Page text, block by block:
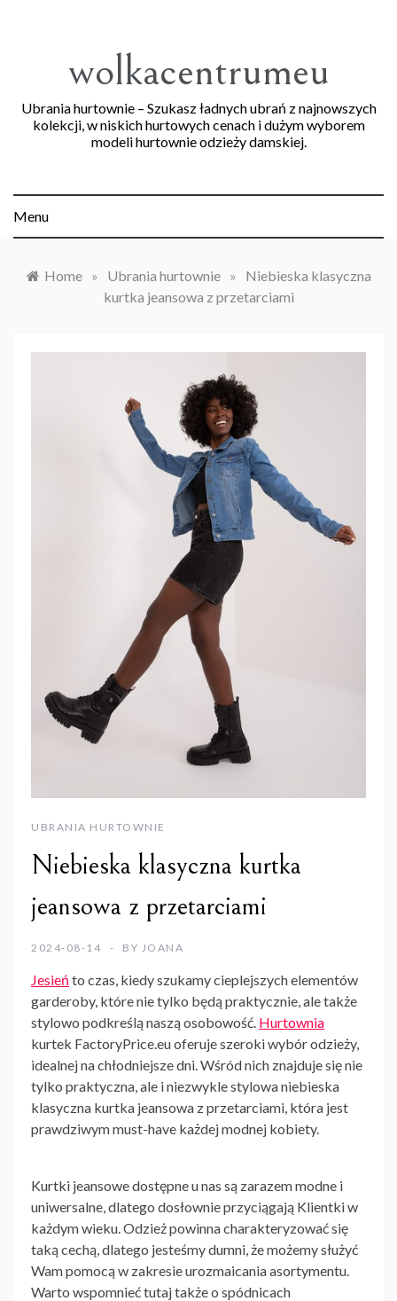
wolkacentrumeu
Ubrania hurtownie – Szukasz ładnych ubrań z najnowszych
kolekcji, w niskich hurtowych cenach i dużym wyborem
modeli hurtownie odzieży damskiej.
Menu
Home » Ubrania hurtownie »
Niebieska klasyczna
kurtka jeansowa z przetarciami
UBRANIA HURTOWNIE
Niebieska klasyczna kurtka
jeansowa z przetarciami
2024-08-14 BY JOANA
Jesień to czas, kiedy szukamy cieplejszych elementów
garderoby, które nie tylko będą praktycznie, ale także
stylowo podkreślą naszą osobowość. Hurtownia
kurtek FactoryPrice.eu oferuje szeroki wybór odzieży,
idealnej na chłodniejsze dni. Wśród nich znajduje się nie
tylko praktyczna, ale i niezwykle stylowa niebieska
klasyczna kurtka jeansowa z przetarciami, która jest
prawdziwym must-have każdej modnej kobiety.
Kurtki jeansowe dostępne u nas są zarazem modne i
uniwersalne, dlatego dosłownie przyciągają Klientki w
każdym wieku. Odzież powinna charakteryzować się
taką cechą, dlatego jesteśmy dumni, że możemy służyć
Wam pomocą w zakresie urozmaicania asortymentu.
Warto wspomnieć tutaj także o spódnicach